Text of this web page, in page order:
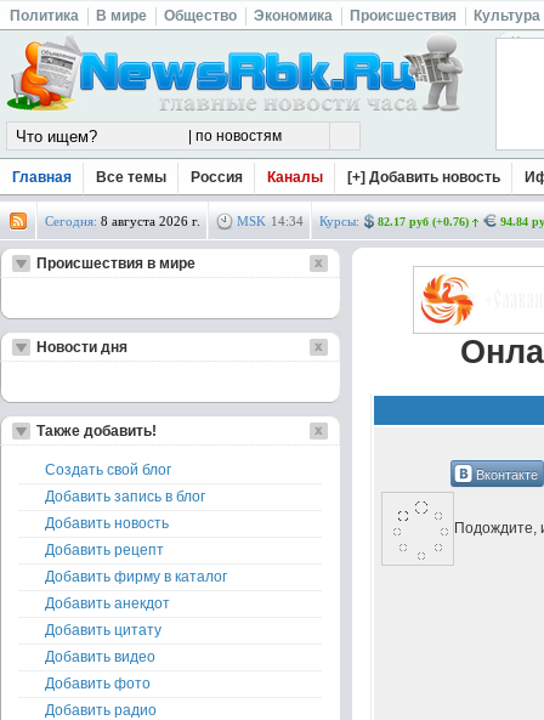
Политика В мире Общество Экономика Происшествия Культура
Главная Все темы Россия Каналы [+] Добавить новость
Сегодня: 8 августа 2026 г. MSK 14:34 Курсы: 82.17 руб (+0.76) 94.84
Вконтакте
Подождите,
Происшествия в мире
Новости дня
Также добавить!
Создать свой блог
Добавить запись в блог
Добавить новость
Добавить рецепт
Добавить фирму в каталог
Добавить анекдот
Добавить цитату
Добавить видео
Добавить фото
Добавить радио